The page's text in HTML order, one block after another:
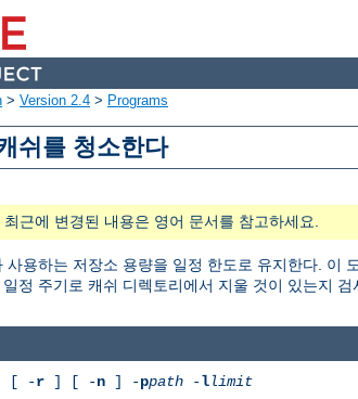
> Version 2.4 > Programs
쉬를 청소한다
근에 변경된 내용은 영어 문서를 참고하세요.
사용하는 저장소 용량을 일정 한도로 유지한다. 이
정 주기로 캐쉬 디렉토리에서 지울 것이 있는지
[ -r ] [ -n ] -ppath -llimit